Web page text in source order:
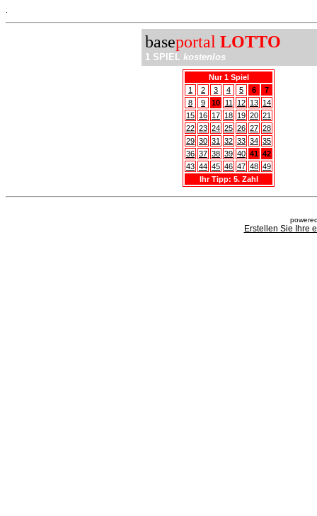
baseportal LOTTO
1 SPIEL kostenlos
Nur 1 Spiel
1
2 3 4 5 6
7
8
9 10 11 12 13 14
15 16 17 18 19 20 21
22 23 24 25 26 27 28
29 30 31 32 33 34 35
36 37 38 39 40 41 42
43 44 45 46 47 48 49
Ihr Tipp: 5. Zahl
Erstellen Sie Ihre